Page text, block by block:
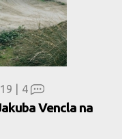
| 4
Vencla na